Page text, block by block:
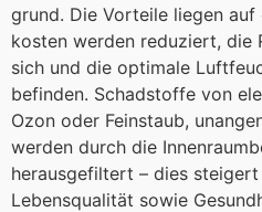
grund. Die Vor­teile liegen
kosten werden reduziert, die
sich und die optimale
befinden. Schad­stoffe von
Ozon oder Fein­staub,
werden durch die
heraus­gefiltert – dies
Lebens­qualität sowie